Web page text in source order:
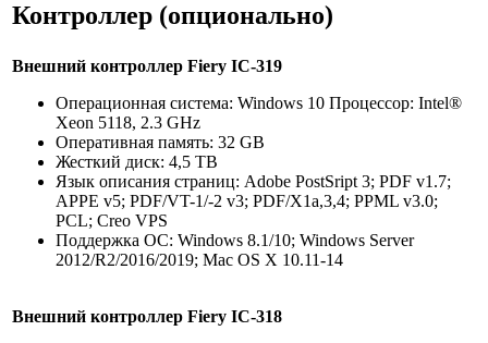
Контроллер (опционально)
Внешний контроллер Fiery IC-319
Операционная система: Windows 10 Процессор: Intel®
Xeon 5118, 2.3 GHz
Оперативная память: 32 GB
Жесткий диск: 4,5 TB
Язык описания страниц: Adobe PostSript 3; PDF v1.7;
APPE v5; PDF/VT-1/-2 v3; PDF/X1a,3,4; PPML v3.0;
PCL; Creo VPS
Поддержка ОС: Windows 8.1/10; Windows Server
2012/R2/2016/2019; Mac OS X 10.11-14
Внешний контроллер Fiery IC-318